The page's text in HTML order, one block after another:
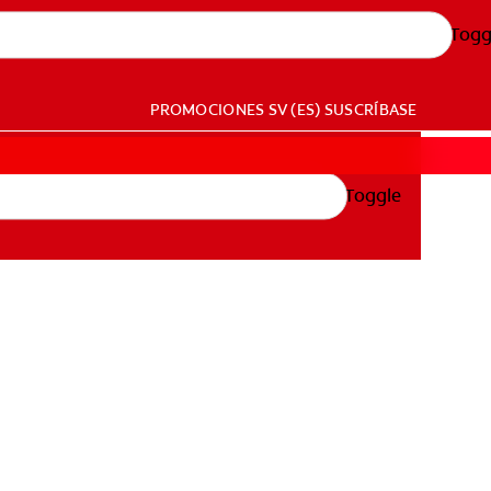
PROMOCIONES SV (ES) SUSCRÍBASE
Toggle